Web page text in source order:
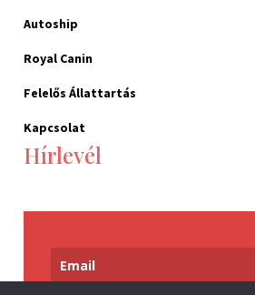
Autoship
Royal Canin
Felelős Állattartás
Kapcsolat
Hírlevél